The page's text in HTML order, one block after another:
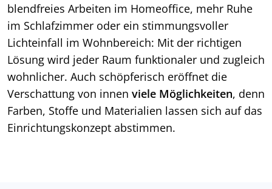
blendfreies Arbeiten im Homeoffice, mehr Ruhe
im Schlafzimmer oder ein stimmungsvoller
Lichteinfall im Wohnbereich: Mit der richtigen
Lösung wird jeder Raum funktionaler und zugleich
wohnlicher. Auch schöpferisch eröffnet die
Verschattung von innen viele Möglichkeiten, denn
Farben, Stoffe und Materialien lassen sich auf das
Einrichtungskonzept abstimmen.